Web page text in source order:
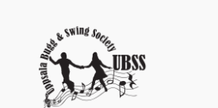
innehåll